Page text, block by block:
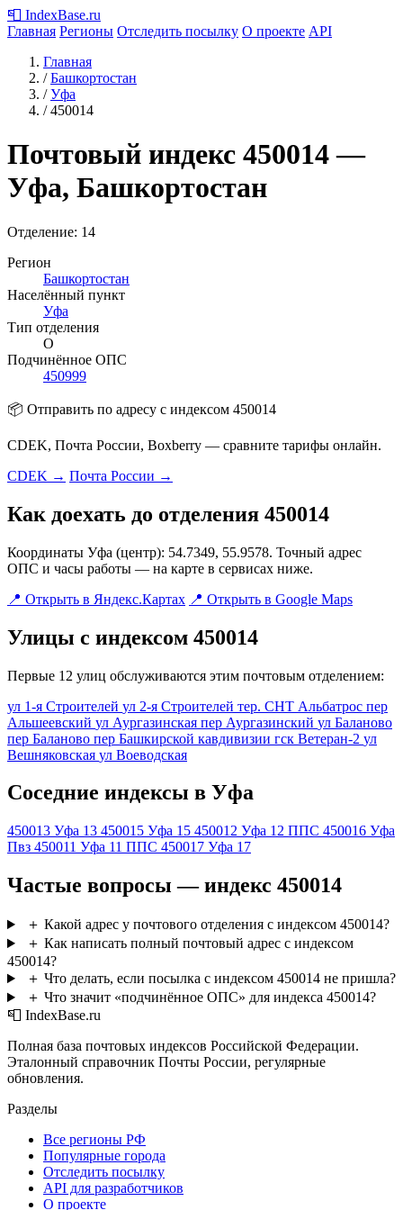
📮 IndexBase.ru
Главная Регионы Отследить посылку О проекте API
Главная
/ Башкортостан
/ Уфа
/ 450014
Почтовый индекс 450014 —
Уфа, Башкортостан
Отделение: 14
Регион
Башкортостан
Населённый пункт
Уфа
Тип отделения
О
Подчинённое ОПС
450999
📦 Отправить по адресу с индексом 450014
CDEK, Почта России, Boxberry — сравните тарифы онлайн.
CDEK → Почта России →
Как доехать до отделения 450014
Координаты Уфа (центр): 54.7349, 55.9578. Точный адрес
ОПС и часы работы — на карте в сервисах ниже.
📍 Открыть в Яндекс.Картах 📍 Открыть в Google Maps
Улицы с индексом 450014
Первые 12 улиц обслуживаются этим почтовым отделением:
ул 1-я Строителей ул 2-я Строителей тер. СНТ Альбатрос пер
Альшеевский ул Аургазинская пер Аургазинский ул Баланово
пер Баланово пер Башкирской кавдивизии гск Ветеран-2 ул
Вешняковская ул Воеводская
Соседние индексы в Уфа
450013 Уфа 13 450015 Уфа 15 450012 Уфа 12 ППС 450016 Уфа
Пвз 450011 Уфа 11 ППС 450017 Уфа 17
Частые вопросы — индекс 450014
＋ Какой адрес у почтового отделения с индексом 450014?
＋ Как написать полный почтовый адрес с индексом
450014?
＋ Что делать, если посылка с индексом 450014 не пришла?
＋ Что значит «подчинённое ОПС» для индекса 450014?
📮 IndexBase.ru
Полная база почтовых индексов Российской Федерации.
Эталонный справочник Почты России, регулярные
обновления.
Разделы
Все регионы РФ
Популярные города
Отследить посылку
API для разработчиков
О проекте